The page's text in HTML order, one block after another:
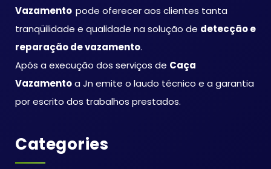
Vazamento pode oferecer aos clientes tanta
tranqüilidade e qualidade na solução de detecção e
reparação de vazamento.
Após a execução dos serviços de Caça
Vazamentoa Jn emite o laudo técnico e a garantia
por escrito dos trabalhos prestados.
Categories